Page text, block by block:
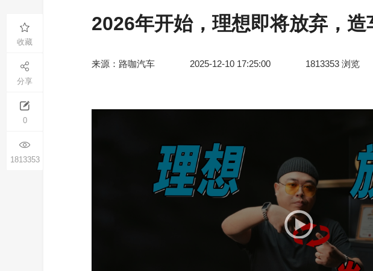
2026年开始，理想即将放弃，造
来源：路咖汽车 2025-12-10 17:25:00 1813353 浏览
收藏
分享
0
1813353